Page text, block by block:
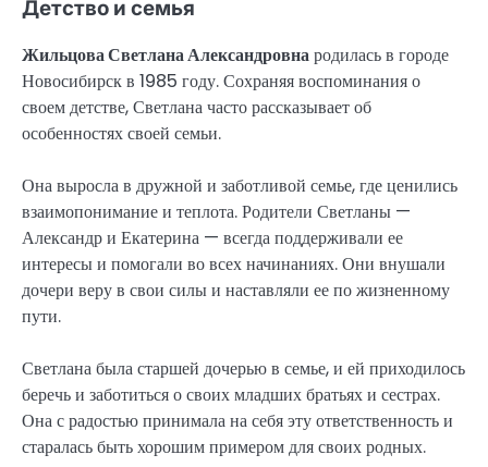
Детство и семья
Жильцова Светлана Александровнародилась в городе
Новосибирск в 1985 году. Сохраняя воспоминания о
своем детстве, Светлана часто рассказывает об
особенностях своей семьи.
Она выросла в дружной и заботливой семье, где ценились
взаимопонимание и теплота. Родители Светланы —
Александр и Екатерина — всегда поддерживали ее
интересы и помогали во всех начинаниях. Они внушали
дочери веру в свои силы и наставляли ее по жизненному
пути.
Светлана была старшей дочерью в семье, и ей приходилось
беречь и заботиться о своих младших братьях и сестрах.
Она с радостью принимала на себя эту ответственность и
старалась быть хорошим примером для своих родных.